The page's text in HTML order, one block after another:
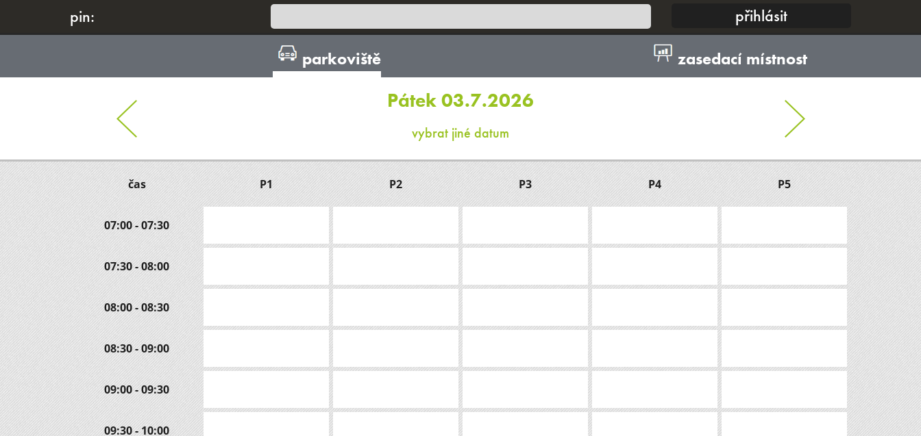
pin:
parkoviště
zasedací místnost
Pátek 03.7.2026
vybrat jiné datum
čas P1 P2 P3 P4 P5
07:00 - 07:30
07:30 - 08:00
08:00 - 08:30
08:30 - 09:00
09:00 - 09:30
09:30 - 10:00